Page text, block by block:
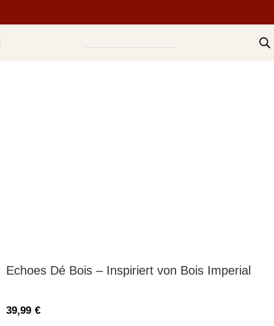
Echoes Dé Bois – Inspiriert von Bois Imperial
39,99 €